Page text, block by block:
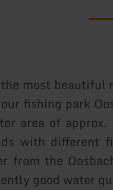
most beautiful
fishing park
area of
with different
from the
good water